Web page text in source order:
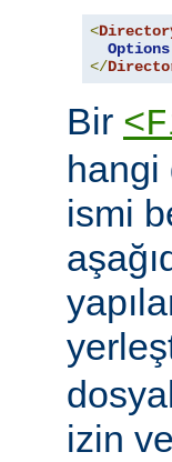
<
Options
</
Bir
hangi
ismi
izin